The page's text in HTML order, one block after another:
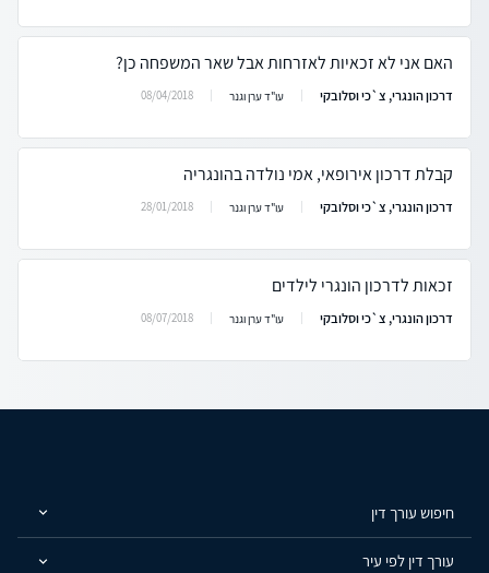
האם אני לא זכאיות לאזרחות אבל שאר המשפחה כן?
דרכון הונגרי, צ`כי וסלובקי עו"ד ערן וגנר 08/04/2018
קבלת דרכון אירופאי, אמי נולדה בהונגריה
דרכון הונגרי, צ`כי וסלובקי עו"ד ערן וגנר 28/01/2018
זכאות לדרכון הונגרי לילדים
דרכון הונגרי, צ`כי וסלובקי עו"ד ערן וגנר 08/07/2018
חיפוש עורך דין
עורך דין לפי עיר